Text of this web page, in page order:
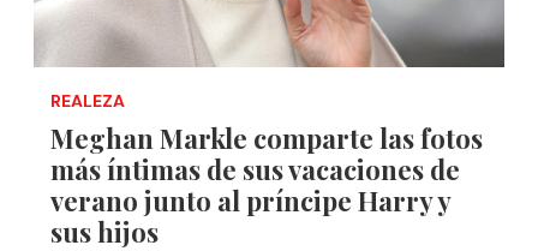
REALEZA
Meghan Markle comparte las fotos
más íntimas de sus vacaciones de
verano junto al príncipe Harry y
sus hijos